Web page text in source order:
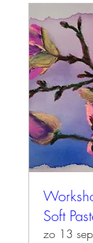
Soft
zo 13 sep